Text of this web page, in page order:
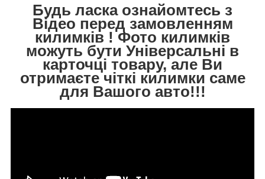
Будь ласка ознайомтесь з
Відео перед замовленням
килимків ! Фото килимків
можуть бути Універсальні в
карточці товару, але Ви
отримаєте чіткі килимки саме
для Вашого авто!!!